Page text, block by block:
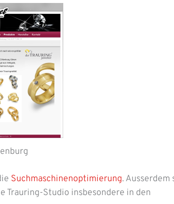
Suchmaschinenoptimierung. Ausserdem
Trauring-Studio insbesondere in den